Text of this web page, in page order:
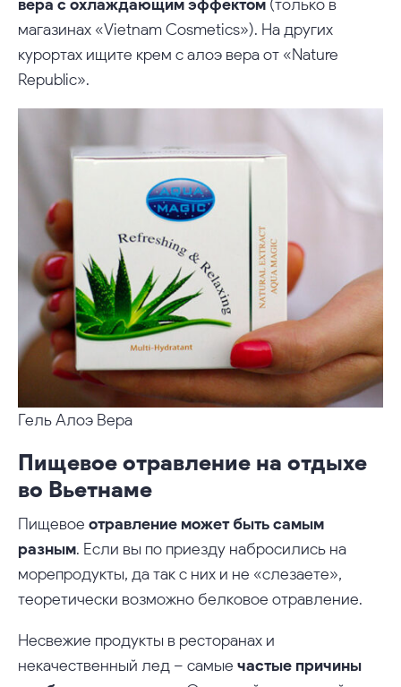
вера с охлаждающим эффектом (только в
магазинах «Vietnam Cosmetics»). На других
курортах ищите крем с алоэ вера от «Nature
Republic».
Гель Алоэ Вера
Пищевое отравление на отдыхе
во Вьетнаме
Пищевое отравление может быть самым
разным. Если вы по приезду набросились на
морепродукты, да так с них и не «слезаете»,
теоретически возможно белковое отравление.
Несвежие продукты в ресторанах и
некачественный лед – самые частые причины